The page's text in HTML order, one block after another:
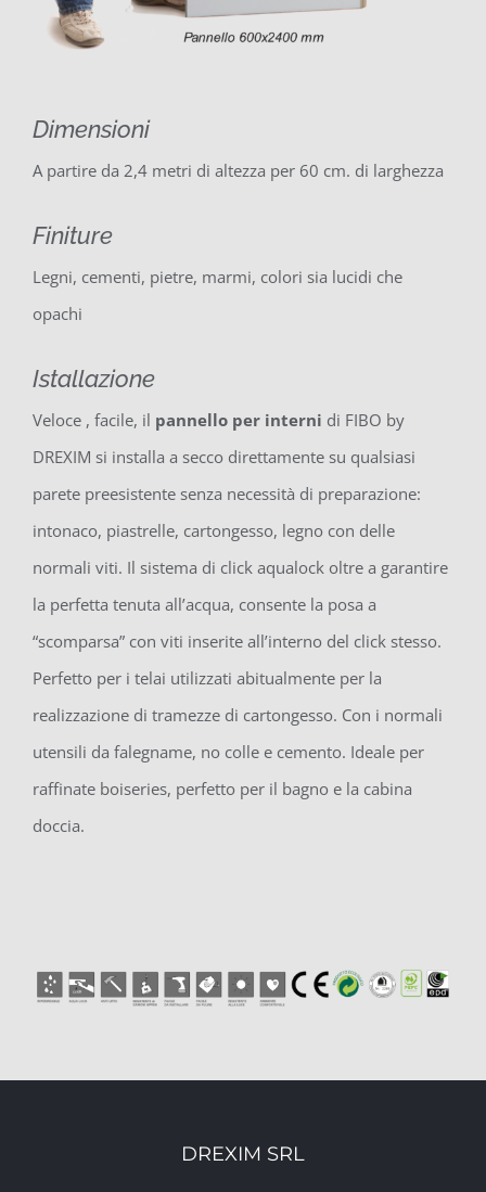
Dimensioni
A partire da 2,4 metri di altezza per 60 cm. di larghezza
Finiture
Legni, cementi, pietre, marmi, colori sia lucidi che
opachi
Istallazione
Veloce , facile, il pannello per interni di FIBO by
DREXIM si installa a secco direttamente su qualsiasi
parete preesistente senza necessità di preparazione:
intonaco, piastrelle, cartongesso, legno con delle
normali viti. Il sistema di click aqualock oltre a garantire
la perfetta tenuta all’acqua, consente la posa a
“scomparsa” con viti inserite all’interno del click stesso.
Perfetto per i telai utilizzati abitualmente per la
realizzazione di tramezze di cartongesso. Con i normali
utensili da falegname, no colle e cemento. Ideale per
raffinate boiseries, perfetto per il bagno e la cabina
doccia.
DREXIM SRL